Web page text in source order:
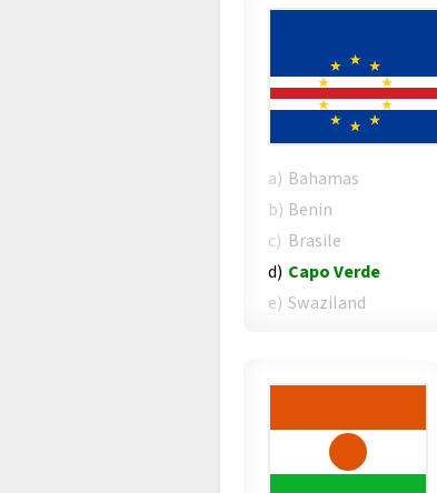
a) Bahamas
b) Benin
c) Brasile
d) Capo Verde
e) Swaziland